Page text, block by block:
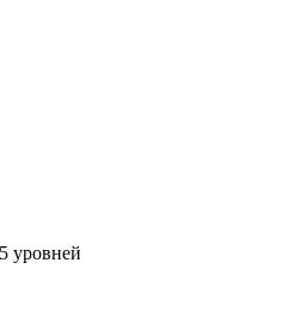
уровней